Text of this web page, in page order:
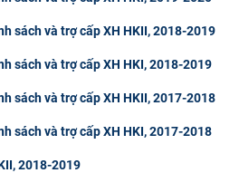
sách và trợ cấp XH HKII, 2018-2019
sách và trợ cấp XH HKI, 2018-2019
sách và trợ cấp XH HKII, 2017-2018
sách và trợ cấp XH HKI, 2017-2018
2018-2019